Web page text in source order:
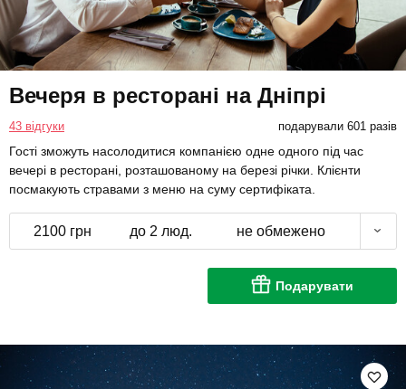
Вечеря в ресторані на Дніпрі
43 відгуки подарували 601 разів
Гості зможуть насолодитися компанією одне одного під час
вечері в ресторані, розташованому на березі річки. Клієнти
посмакують стравами з меню на суму сертифіката.
2100 грн до 2 люд. не обмежено
Подарувати